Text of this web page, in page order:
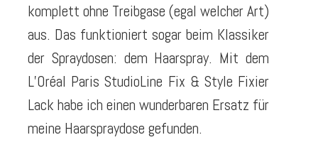
komplett ohne Treibgase (egal welcher Art)
aus. Das funktioniert sogar beim Klassiker
der Spraydosen: dem Haarspray. Mit dem
L’Oréal Paris StudioLine Fix & Style Fixier
Lack habe ich einen wunderbaren Ersatz für
meine Haarspraydose gefunden.